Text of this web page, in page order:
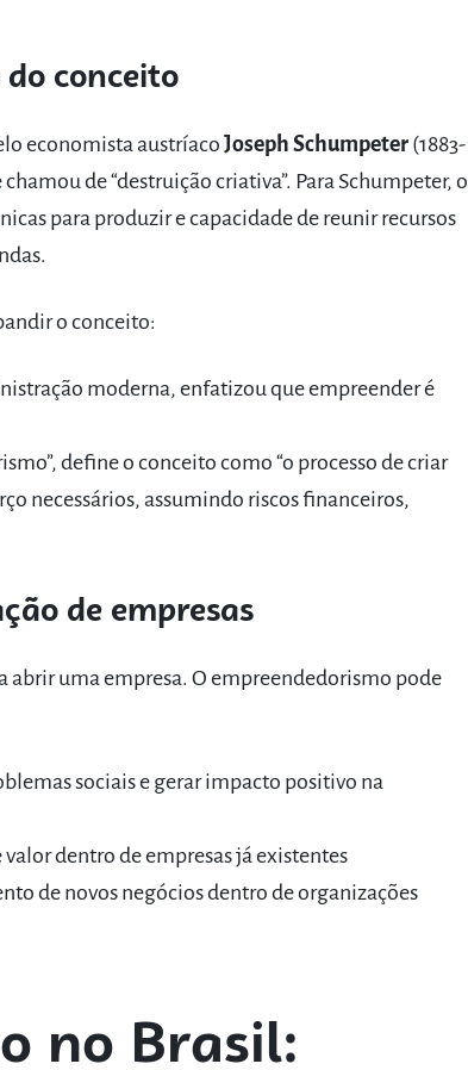
conceito
economista austríaco Joseph Schumpeter (1883-
de “destruição criativa”. Para Schumpeter, o
para produzir e capacidade de reunir recursos
o conceito:
moderna, enfatizou que empreender é
define o conceito como “o processo de criar
necessários, assumindo riscos financeiros,
de empresas
uma empresa. O empreendedorismo pode
sociais e gerar impacto positivo na
valor dentro de empresas já existentes
de novos negócios dentro de organizações
no Brasil: